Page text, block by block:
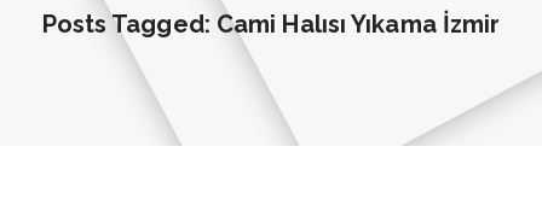
Posts Tagged: Cami Halısı Yıkama İzmir